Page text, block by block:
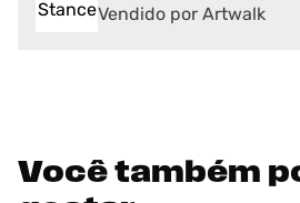
Vendido por Artwalk
Você também